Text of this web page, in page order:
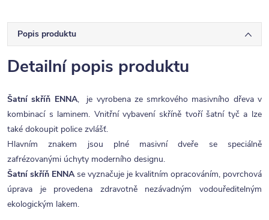
Popis produktu
Detailní popis produktu
Šatní skříň ENNA, je vyrobena ze smrkového masivního dřeva v
kombinací s laminem. Vnitřní vybavení skříně tvoří šatní tyč a lze
také dokoupit police zvlášť.
Hlavním znakem jsou plné masivní dveře se speciálně
zafrézovanými úchyty moderního designu.
Šatní skříň ENNAse vyznačuje je kvalitním opracováním, povrchová
úprava je provedena zdravotně nezávadným vodouředitelným
ekologickým lakem.